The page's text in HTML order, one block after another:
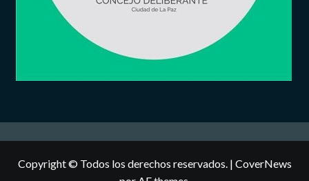
Copyright © Todos los derechos reservados. | CoverNews